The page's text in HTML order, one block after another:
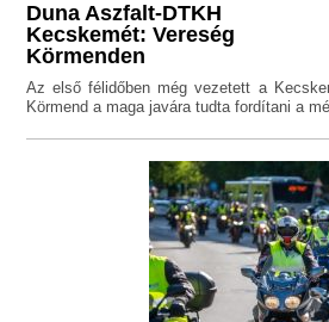
Duna Aszfalt-DTKH
Kecskemét: Vereség
Körmenden
Az első félidőben még vezetett a
Körmend a maga javára tudta fordítani a